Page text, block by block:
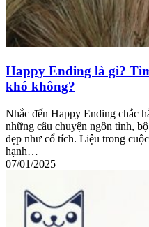
Happy Ending là gì?
khó không?
Nhắc đến Happy Ending chắc
những câu chuyện ngôn tình,
đẹp như cổ tích. Liệu trong
hạnh…
07/01/2025